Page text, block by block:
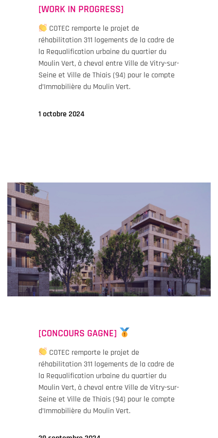
[WORK IN PROGRESS]
COTEC remporte le projet de
réhabilitation 311 logements de la cadre de
la Requalification urbaine du quartier du
Moulin Vert, à cheval entre Ville de Vitry-sur-
Seine et Ville de Thiais (94) pour le compte
d’Immobilière du Moulin Vert.
1 octobre 2024
[CONCOURS GAGNE]
COTEC remporte le projet de
réhabilitation 311 logements de la cadre de
la Requalification urbaine du quartier du
Moulin Vert, à cheval entre Ville de Vitry-sur-
Seine et Ville de Thiais (94) pour le compte
d’Immobilière du Moulin Vert.